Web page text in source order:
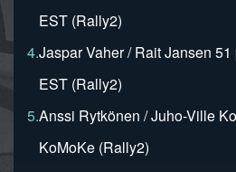
EST (Rally2)
4.Jaspar Vaher / Rait Jansen 51
EST (Rally2)
5.Anssi Rytkönen / Juho-Ville
KoMoKe (Rally2)